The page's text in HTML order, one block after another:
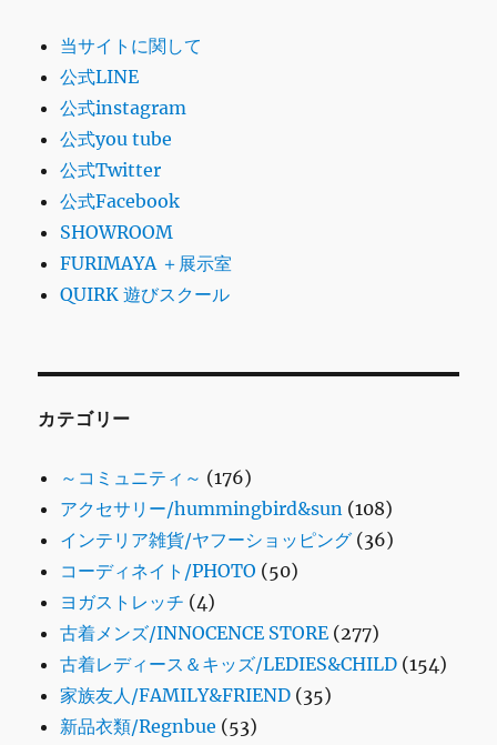
当サイトに関して
公式LINE
公式instagram
公式you tube
公式Twitter
公式Facebook
SHOWROOM
FURIMAYA ＋展示室
QUIRK 遊びスクール
カテゴリー
～コミュニティ～ (176)
アクセサリー/hummingbird&sun (108)
インテリア雑貨/ヤフーショッピング (36)
コーディネイト/PHOTO (50)
ヨガストレッチ (4)
古着メンズ/INNOCENCE STORE (277)
古着レディース＆キッズ/LEDIES&CHILD (154)
家族友人/FAMILY&FRIEND (35)
新品衣類/Regnbue (53)